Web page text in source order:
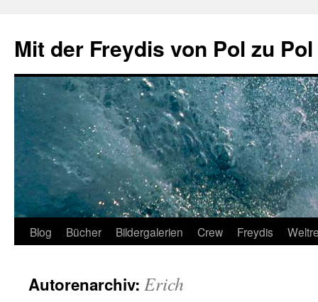
springen
Mit der Freydis von Pol zu Pol
Blog Bücher Bildergalerien Crew Freydis
Autorenarchiv: Erich